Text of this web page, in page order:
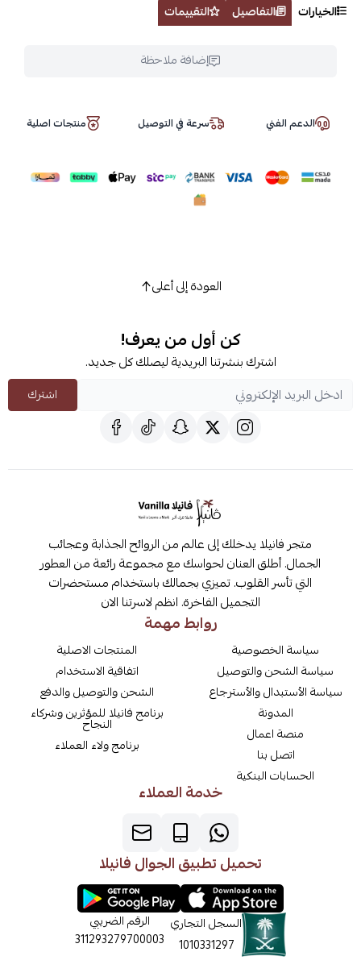
الخيارات التفاصيل التقييمات
إضافة ملاحظة
الدعم الفني سرعة في التوصيل منتجات اصلية
العودة إلى أعلى
كن أول من يعرف!
اشترك بنشرتنا البريدية ليصلك كل جديد.
اشترك
متجر فانيلا يدخلك إلى عالم من الروائح الجذابة وعجائب
الجمال. أطلق العنان لحواسك مع مجموعة رائعة من العطور
التي تأسر القلوب. تميزي بجمالك باستخدام مستحضرات
التجميل الفاخرة. انظم لاسرتنا الان
روابط مهمة
سياسة الخصوصية
سياسة الشحن والتوصيل
سياسة الأستبدال والأسترجاع
المدونة
منصة اعمال
اتصل بنا
الحسابات البنكية
المنتجات الاصلية
اتفاقية الاستخدام
الشحن والتوصيل والدفع
برنامج فانيلا للمؤثرين وشركاء
النجاح
برنامج ولاء العملاء
خدمة العملاء
تحميل تطبيق الجوال فانيلا
السجل التجاري
1010331297
الرقم الضريبي
311293279700003